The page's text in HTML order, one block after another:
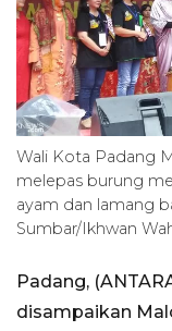
Wali Kota Padang
melepas burung
ayam dan lamang
Sumbar/Ikhwan
Padang,
disampaikan